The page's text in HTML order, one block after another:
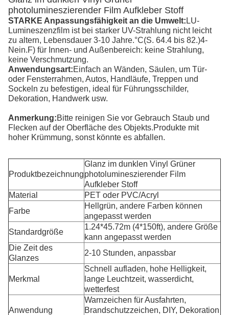
photolumineszierender Film Aufkleber Stoff
STARKE Anpassungsfähigkeit an die Umwelt: LU-
Lumineszenzfilm ist bei starker UV-Strahlung nicht leicht
zu altern, Lebensdauer 3-10 Jahre.°C(S. 64.4 bis 82.)4-
Nein.F) für Innen- und Außenbereich: keine Strahlung,
keine Verschmutzung.
Anwendungsart:Einfach an Wänden, Säulen, um Tür-
oder Fensterrahmen, Autos, Handläufe, Treppen und
Sockeln zu befestigen, ideal für Führungsschilder,
Dekoration, Handwerk usw.
Anmerkung:Bitte reinigen Sie vor Gebrauch Staub und
Flecken auf der Oberfläche des Objekts.Produkte mit
hoher Krümmung, sonst könnte es abfallen.
Produktbezeichnung
Glanz im dunklen Vinyl Grüner
photolumineszierender Film
Aufkleber Stoff
Material
PET oder PVC/Acryl
Farbe
Hellgrün, andere Farben können
angepasst werden
Standardgröße
1.24*45.72m (4*150ft), andere Größe
kann angepasst werden
Die Zeit des
Glanzes
2-10 Stunden, anpassbar
Merkmal
Schnell aufladen, hohe Helligkeit,
lange Leuchtzeit, wasserdicht,
wetterfest
Anwendung
Warnzeichen für Ausfahrten,
Brandschutzzeichen, DIY, Dekoration